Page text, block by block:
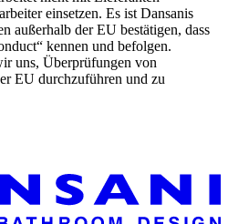
einsetzen. Es ist Dansanis
außerhalb der EU bestätigen, dass
kennen und befolgen.
uns, Überprüfungen von
EU durchzuführen und zu